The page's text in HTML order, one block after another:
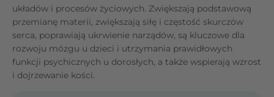
układów i procesów życiowych. Zwiększają podstawową
przemianę materii, zwiększają siłę i częstość skurczów
serca, poprawiają ukrwienie narządów, są kluczowe dla
rozwoju mózgu u dzieci i utrzymania prawidłowych
funkcji psychicznych u dorosłych, a także wspierają wzrost
i dojrzewanie kości.